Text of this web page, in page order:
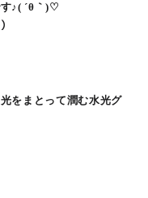
♪( ´θ｀)♡
をまとって潤む水光グ